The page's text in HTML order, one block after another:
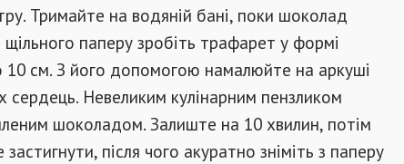
Тримайте на водяній бані, поки шоколад
паперу зробіть трафарет у формі
см. З його допомогою намалюйте на аркуші
сердець. Невеликим кулінарним пензликом
шоколадом. Залиште на 10 хвилин, потім
після чого акуратно зніміть з паперу